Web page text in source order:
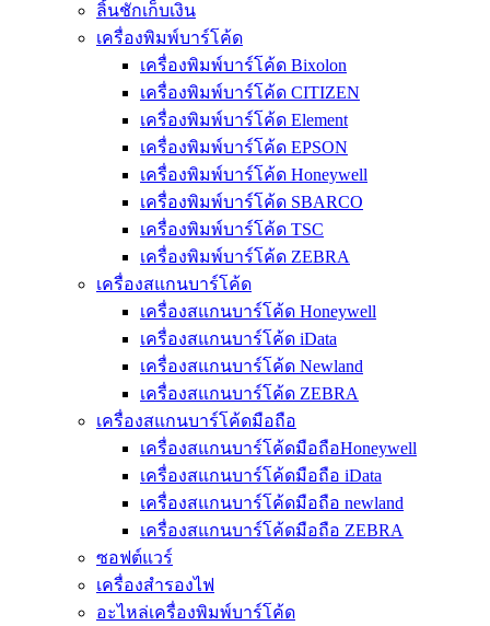
ลิ้นชักเก็บเงิน
เครื่องพิมพ์บาร์โค้ด
เครื่องพิมพ์บาร์โค้ด Bixolon
เครื่องพิมพ์บาร์โค้ด CITIZEN
เครื่องพิมพ์บาร์โค้ด Element
เครื่องพิมพ์บาร์โค้ด EPSON
เครื่องพิมพ์บาร์โค้ด Honeywell
เครื่องพิมพ์บาร์โค้ด SBARCO
เครื่องพิมพ์บาร์โค้ด TSC
เครื่องพิมพ์บาร์โค้ด ZEBRA
เครื่องสแกนบาร์โค้ด
เครื่องสแกนบาร์โค้ด Honeywell
เครื่องสแกนบาร์โค้ด iData
เครื่องสแกนบาร์โค้ด Newland
เครื่องสแกนบาร์โค้ด ZEBRA
เครื่องสแกนบาร์โค้ดมือถือ
เครื่องสแกนบาร์โค้ดมือถือHoneywell
เครื่องสแกนบาร์โค้ดมือถือ iData
เครื่องสแกนบาร์โค้ดมือถือ newland
เครื่องสแกนบาร์โค้ดมือถือ ZEBRA
ซอฟต์แวร์
เครื่องสำรองไฟ
อะไหล่เครื่องพิมพ์บาร์โค้ด